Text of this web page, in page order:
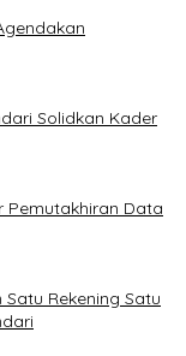
Solidkan Kader
Pemutakhiran Data
Rekening Satu